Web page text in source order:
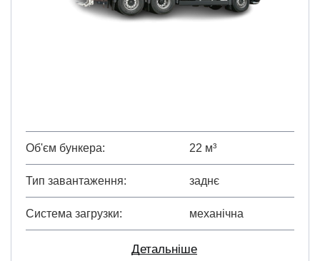
Об'єм бункера 22 м³
Тип завантаження заднє
Система загрузки механічна
Детальніше